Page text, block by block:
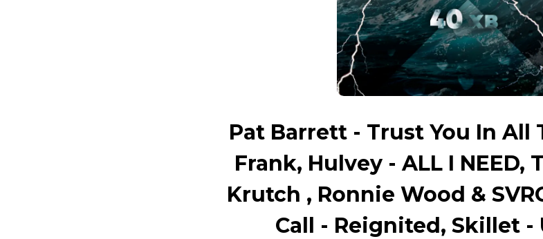
Pat Barrett - Trust You In All
Frank, Hulvey - ALL I NEED,
Krutch , Ronnie Wood &
Call - Reignited, Skillet -